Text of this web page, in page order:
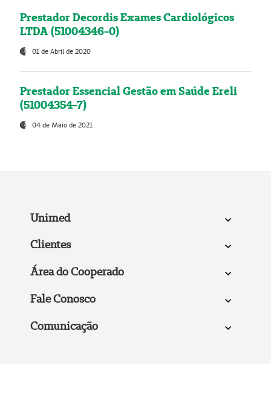
Prestador Decordis Exames Cardiológicos
LTDA (51004346-0)
01 de Abril de 2020
Prestador Essencial Gestão em Saúde Ereli
(51004354-7)
04 de Maio de 2021
Unimed
Clientes
Área do Cooperado
Fale Conosco
Comunicação